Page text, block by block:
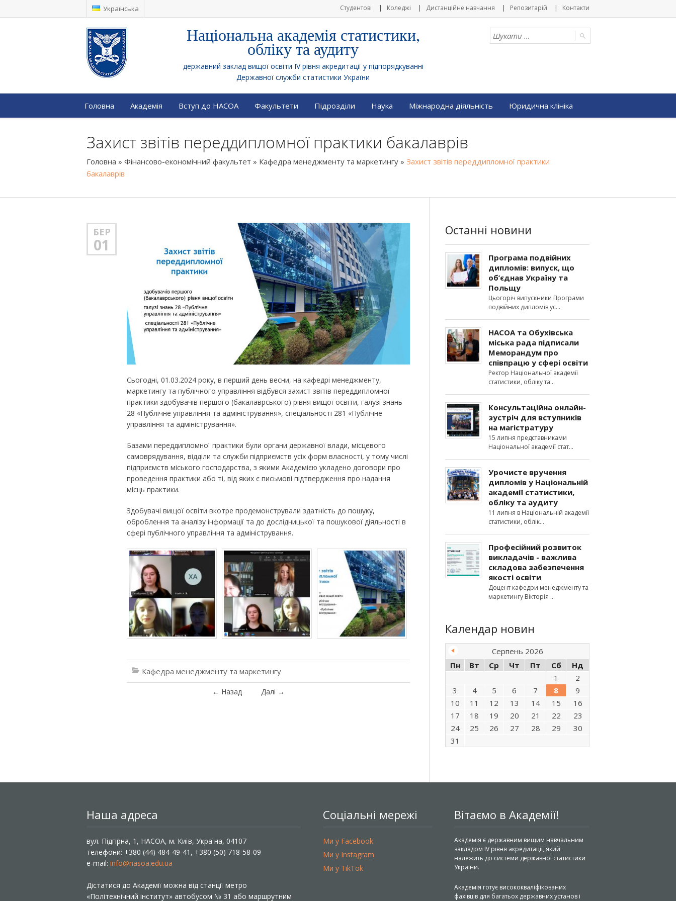
Українська Студентові Коледжі Дистанційне навчання Репозитарій Контакти
Національна академія статистики,
обліку та аудиту
державний заклад вищої освіти IV рівня акредитації у підпорядкуванні
Державної служби статистики України
Головна Академія Вступ до НАСОА Факультети Підрозділи Наука Міжнародна діяльність Юридична клініка
Захист звітів переддипломної практики бакалаврів
Головна » Фінансово-економічний факультет » Кафедра менеджменту та маркетингу » Захист звітів переддипломної практики
бакалаврів
БЕР
01
Сьогодні, 01.03.2024 року, в перший день весни, на кафедрі менеджменту,
маркетингу та публічного управління відбувся захист звітів переддипломної
практики здобувачів першого (бакалаврського) рівня вищої освіти, галузі знань
28 «Публічне управління та адміністрування», спеціальності 281 «Публічне
управління та адміністрування».
Базами переддипломної практики були органи державної влади, місцевого
самоврядування, відділи та служби підприємств усіх форм власності, у тому числі
підприємств міського господарства, з якими Академією укладено договори про
проведення практики або ті, від яких є письмові підтвердження про надання
місць практики.
Здобувачі вищої освіти вкотре продемонстрували здатність до пошуку,
оброблення та аналізу інформації та до дослідницької та пошукової діяльності в
сфері публічного управління та адміністрування.
Кафедра менеджменту та маркетингу
← Назад Далі →
Останні новини
Програма подвійних
дипломів: випуск, що
об’єднав Україну та
Польщу
Цьогоріч випускники Програми
подвійних дипломів ус
НАСОА та Обухівська
міська рада підписали
Меморандум про
співпрацю у сфері освіти
Ректор Національної академії
статистики, обліку та
Консультаційна онлайн-
зустріч для вступників
на магістратуру
15 липня представниками
Національної академії стат
Урочисте вручення
дипломів у Національній
академії статистики,
обліку та аудиту
11 липня в Національній академії
статистики, облік
Професійний розвиток
викладачів - важлива
складова забезпечення
якості освіти
Доцент кафедри менеджменту та
маркетингу Вікторія
Календар новин
Серпень 2026
Пн
Вт Ср Чт Пт Сб
Нд
1
2
3
4 5 6 7 8
9
10
11 12 13 14 15
16
17
18 19 20 21 22
23
24
25 26 27 28 29
30
31
Наша адреса
вул. Підгірна, 1, НАСОА, м. Київ, Україна, 04107
телефони: +380 (44) 484-49-41, +380 (50) 718-58-09
e-mail: info@nasoa.edu.ua
Дістатися до Академії можна від станції метро
«Політехнічний інститут» автобусом № 31 або маршрутним
Соціальні мережі
Ми у Facebook
Ми у Instagram
Ми у TikTok
Вітаємо в Академії!
Академія є державним вищим навчальним
закладом IV рівня акредитації, який
належить до системи державної статистики
України.
Академія готує висококваліфікованих
фахівців для багатьох державних установ і